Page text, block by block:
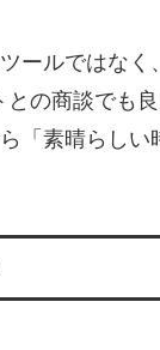
ールではな
の商談でも
「素晴らし